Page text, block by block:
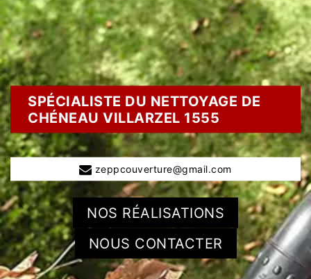
SPÉCIALISTE DU NETTOYAGE DE
CHÉNEAU VILLARZEL 1555
zeppcouverture@gmail.com
NOS RÉALISATIONS
NOUS CONTACTER